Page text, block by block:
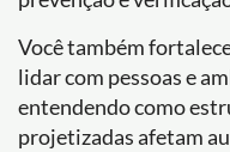
Você também
lidar com pessoas e
entendendo como
projetizadas afetam